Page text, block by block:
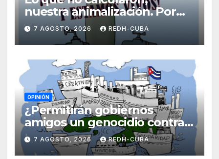
nuestra animalización. Por
Laidi Fernández de Juan
7 AGOSTO, 2026 REDH-CUBA
OPINIÓN
¿Permitirán gobiernos
amigos un genocidio contra
Cuba? Por Hedelberto López
Blanch
7 AGOSTO, 2026 REDH-CUBA